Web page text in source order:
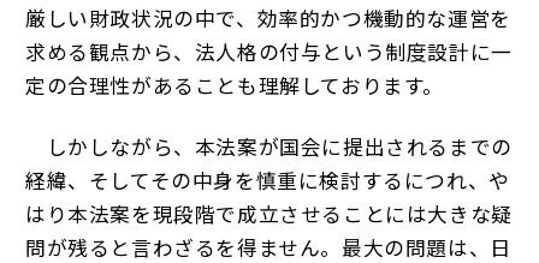
厳しい財政状況の中で、効率的かつ機動的な運営を
求める観点から、法人格の付与という制度設計に一
定の合理性があることも理解しております。
しかしながら、本法案が国会に提出されるまでの
経緯、そしてその中身を慎重に検討するにつれ、や
はり本法案を現段階で成立させることには大きな疑
問が残ると言わざるを得ません。最大の問題は、日